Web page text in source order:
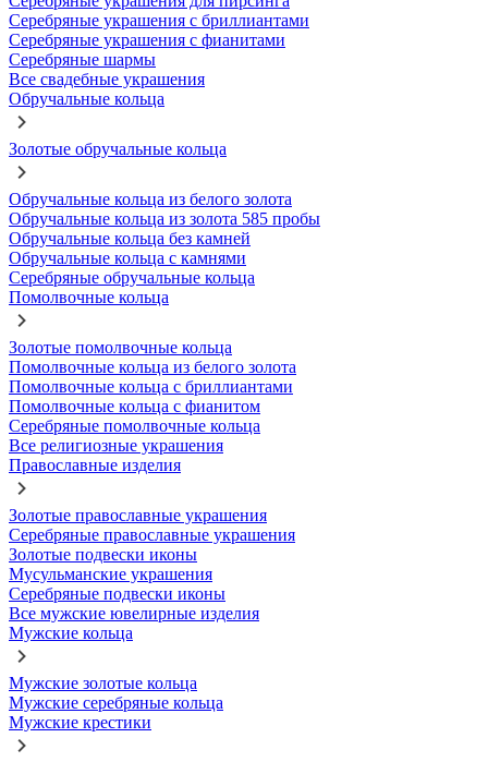
Серебряные украшения с бриллиантами
Серебряные украшения с фианитами
Серебряные шармы
Все свадебные украшения
Обручальные кольца
Золотые обручальные кольца
Обручальные кольца из белого золота
Обручальные кольца из золота 585 пробы
Обручальные кольца без камней
Обручальные кольца с камнями
Серебряные обручальные кольца
Помолвочные кольца
Золотые помолвочные кольца
Помолвочные кольца из белого золота
Помолвочные кольца с бриллиантами
Помолвочные кольца с фианитом
Серебряные помолвочные кольца
Все религиозные украшения
Православные изделия
Золотые православные украшения
Серебряные православные украшения
Золотые подвески иконы
Мусульманские украшения
Серебряные подвески иконы
Все мужские ювелирные изделия
Мужские кольца
Мужские золотые кольца
Мужские серебряные кольца
Мужские крестики